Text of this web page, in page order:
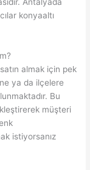
konyaaltı
almak için pek
ya da ilçelere
Bu
müşteri
istiyorsanız